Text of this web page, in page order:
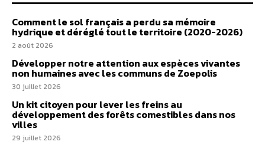
Comment le sol français a perdu sa mémoire
hydrique et déréglé tout le territoire (2020-2026)
2 août 2026
Développer notre attention aux espèces vivantes
non humaines avec les communs de Zoepolis
30 juillet 2026
Un kit citoyen pour lever les freins au
développement des forêts comestibles dans nos
villes
29 juillet 2026